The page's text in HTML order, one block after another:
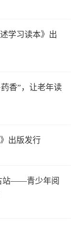
学习读本》出
香”，让老年读
出版发行
站——青少年阅